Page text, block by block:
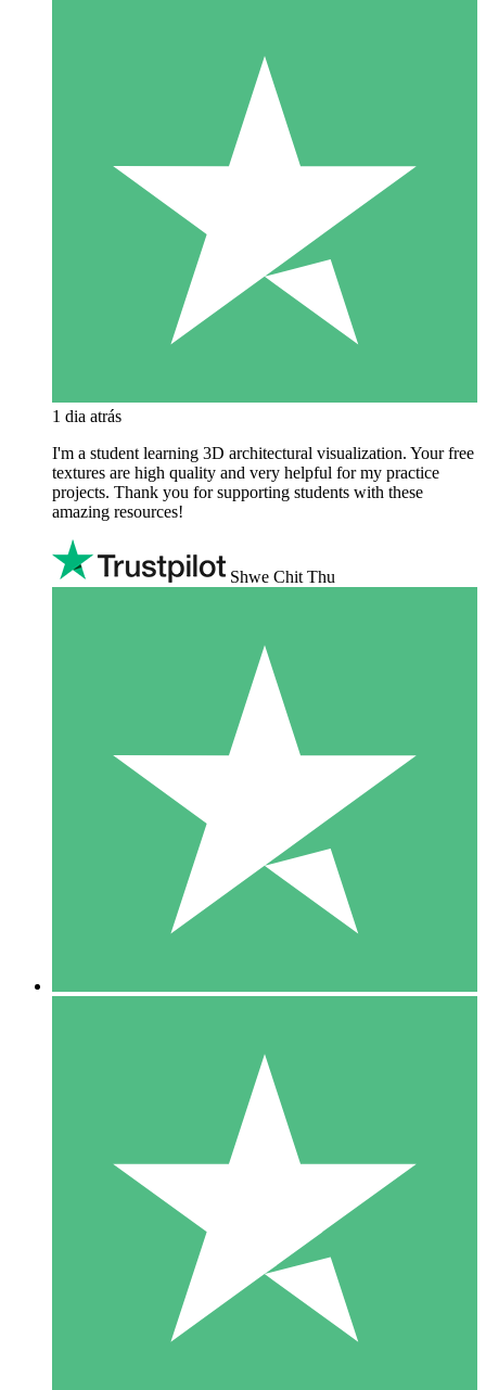
1 dia atrás
I'm a student learning 3D architectural visualization. Your free
textures are high quality and very helpful for my practice
projects. Thank you for supporting students with these
amazing resources!
Shwe Chit Thu